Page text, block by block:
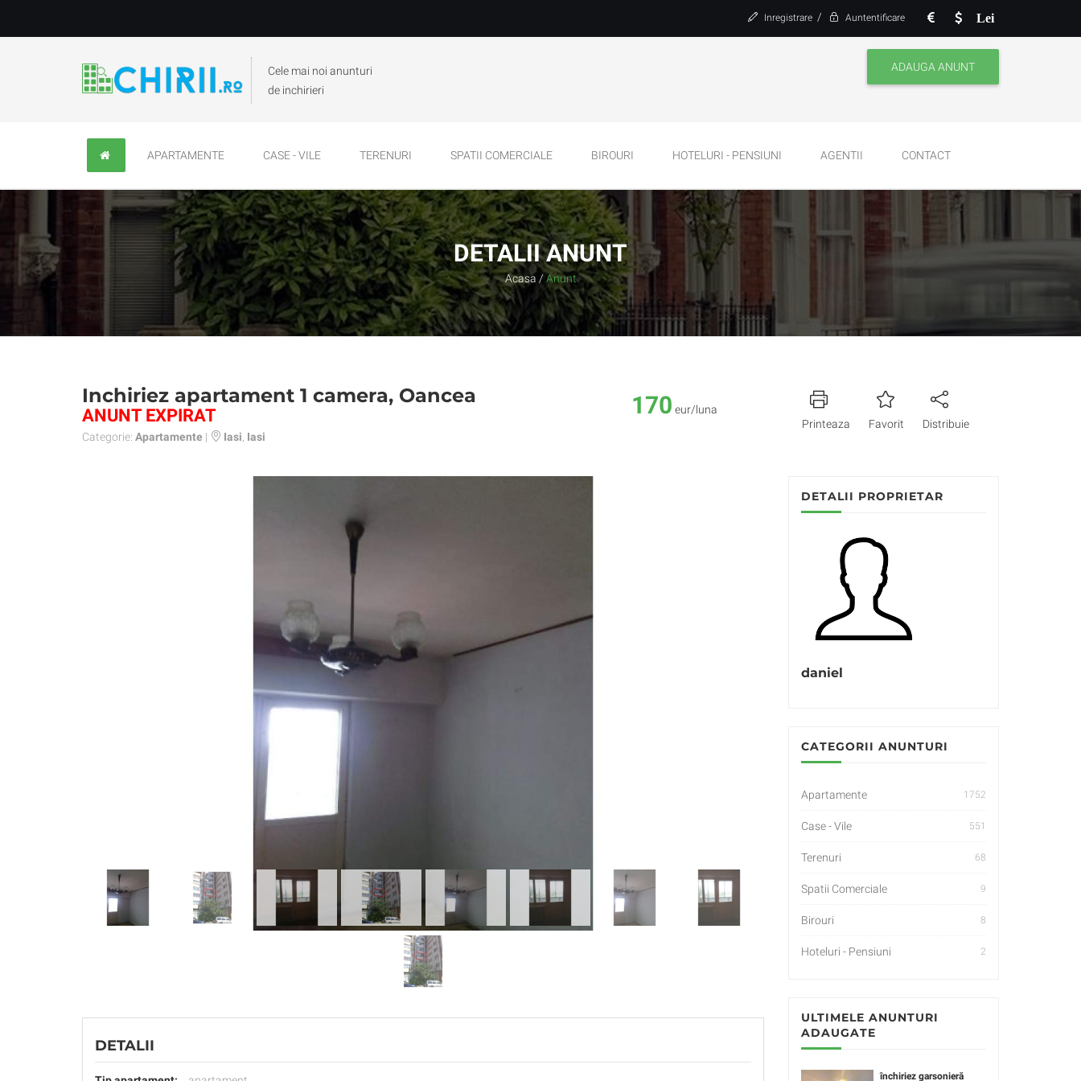
Lei
Inregistrare / Auntentificare
Cele mai noi anunturi
de inchirieri
ADAUGA ANUNT
APARTAMENTE CASE - VILE TERENURI SPATII COMERCIALE BIROURI HOTELURI - PENSIUNI AGENTII CONTACT
DETALII ANUNT
Acasa / Anunt
Inchiriez apartament 1 camera, Oancea
ANUNT EXPIRAT
Categorie: Apartamente | Iasi Iasi
170 eur/luna
Printeaza
Favorit Distribuie
DETALII
DETALII PROPRIETAR
daniel
CATEGORII ANUNTURI
Apartamente 1752
Case - Vile 551
Terenuri 68
Spatii Comerciale 9
Birouri 8
Hoteluri - Pensiuni 2
ULTIMELE ANUNTURI
ADAUGATE
închiriez garsonieră